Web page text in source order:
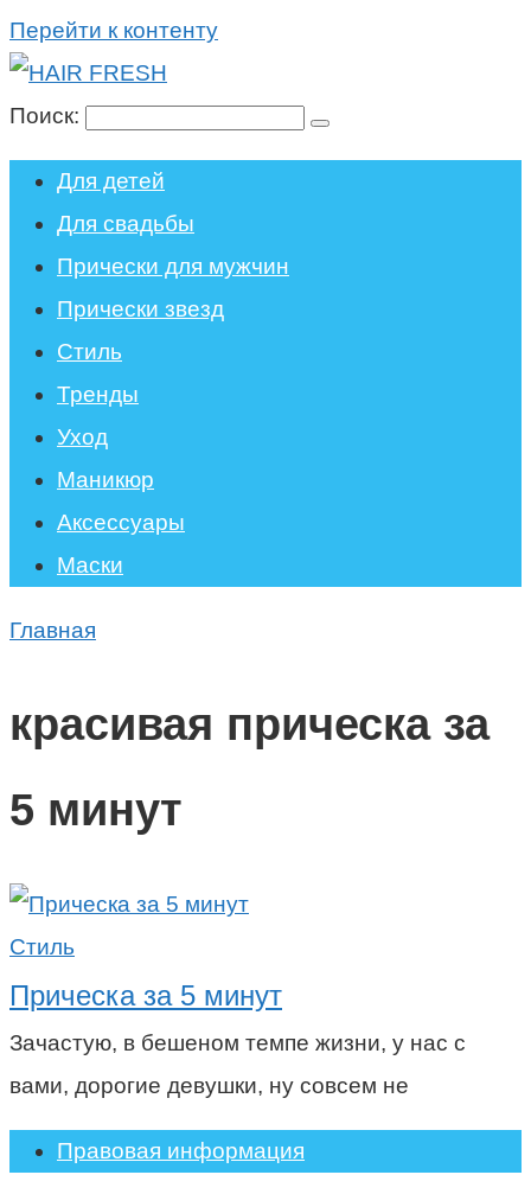
Перейти к контенту
Поиск:
Для детей
Для свадьбы
Прически для мужчин
Прически звезд
Стиль
Тренды
Уход
Маникюр
Аксессуары
Маски
Главная
красивая прическа за
5 минут
Стиль
Прическа за 5 минут
Зачастую, в бешеном темпе жизни, у нас с
вами, дорогие девушки, ну совсем не
Правовая информация